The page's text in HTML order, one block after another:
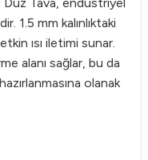
1.5 mm kalınlıktaki
etkin ısı iletimi sunar.
alanı sağlar, bu da
olanak